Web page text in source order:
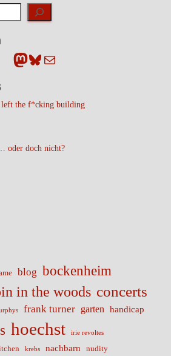
Mastodon
Bluesky
E-Mail
the f*cking building
oder doch nicht?
blog bockenheim
in the woods concerts
frank turner garten handicap
hoechst irie revoltes
krebs nachbarn nudity